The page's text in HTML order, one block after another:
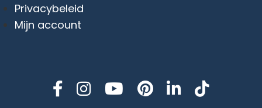
Privacybeleid
Mijn account